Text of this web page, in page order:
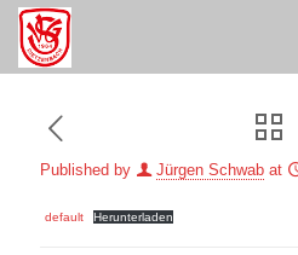
Published by Jürgen Schwab at
default Herunterladen